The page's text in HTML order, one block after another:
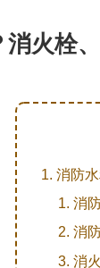
火栓
消防
消
消
消